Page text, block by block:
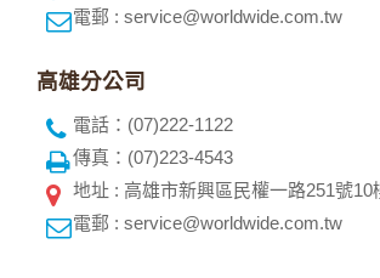
保護政策，其資料處理措施不適用本網站隱私
本網站將在事前或註冊登錄取得您的同意後，
本公司發送，也會在該資料或電子郵件上提供
收這些資料或電子郵件的方法及說明。
資料使用:
本公司不會向任何人出售或出借您的個人識別
電郵 : service@worldwide.com.tw
高雄分公司
電話：(07)222-1122
傳真：(07)223-4543
地址 : 高雄市新興區民權一路251號10
電郵 : service@worldwide.com.tw